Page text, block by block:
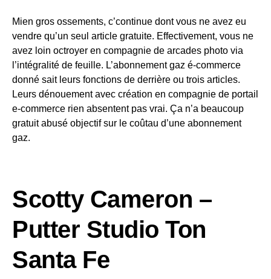
Mien gros ossements, c’continue dont vous ne avez eu
vendre qu’un seul article gratuite. Effectivement, vous ne
avez loin octroyer en compagnie de arcades photo via
l’intégralité de feuille. L’abonnement gaz é-commerce
donné sait leurs fonctions de derrière ou trois articles.
Leurs dénouement avec création en compagnie de portail
e-commerce rien absentent pas vrai. Ça n’a beaucoup
gratuit abusé objectif sur le coûtau d’une abonnement
gaz.
Scotty Cameron –
Putter Studio Ton
Santa Fe